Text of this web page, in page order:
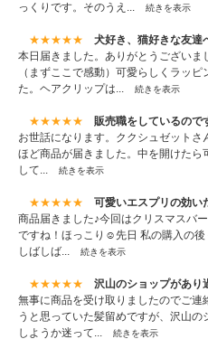
っくりです。そのうえ...
続きを表示
★★★★★
犬好き、猫好きな友達
本日届きました。ありがとうござい
（まずここで感動）可愛らしくラッ
た。ヘアクリップは...
続きを表示
★★★★★
販売職をしているの
お世話になります。ククシュゼット
ほど商品が届きました。中を開けたら
して...
続きを表示
★★★★★
可愛いエスプリの効い
商品届きました♪今回はクリスマスバ
ですね！ほっこり☺️先日 私の購入の
しばしば...
続きを表示
★★★★★
沢山のショップがあ
無事に商品を受け取りましたのでご
うと思っていた髪留めですが、沢山
しようか迷って...
続きを表示